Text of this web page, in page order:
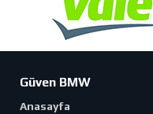
Güven BMW
Anasayfa